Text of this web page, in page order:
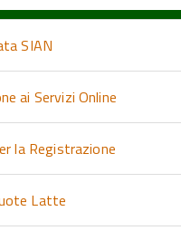
SIAN
ai Servizi Online
la Registrazione
Latte